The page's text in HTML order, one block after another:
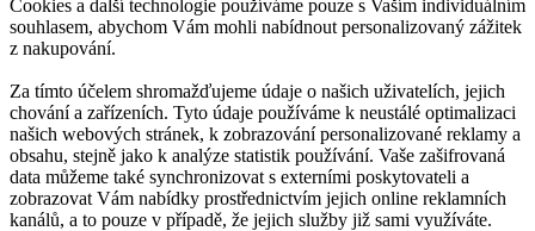
Cookies a další technologie používáme pouze s Vaším individuálním
souhlasem, abychom Vám mohli nabídnout personalizovaný zážitek
z nakupování.
Za tímto účelem shromažďujeme údaje o našich uživatelích, jejich
chování a zařízeních. Tyto údaje používáme k neustálé optimalizaci
našich webových stránek, k zobrazování personalizované reklamy a
obsahu, stejně jako k analýze statistik používání. Vaše zašifrovaná
data můžeme také synchronizovat s externími poskytovateli a
zobrazovat Vám nabídky prostřednictvím jejich online reklamních
kanálů, a to pouze v případě, že jejich služby již sami využíváte.